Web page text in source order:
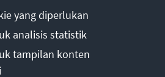
dari yayasan
Syarat penggunaan
yang diperlukan
analisis statistik
tampilan konten